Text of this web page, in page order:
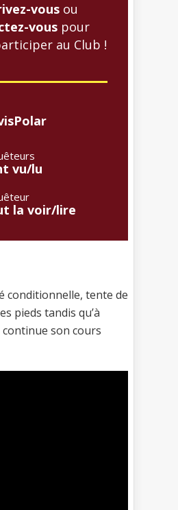
vous ou
vous pour
au Club !
vu/lu
la voir/lire
conditionnelle, tente de
pieds tandis qu’à
continue son cours